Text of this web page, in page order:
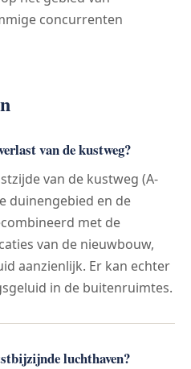
concurrenten
van de kustweg?
van de kustweg (A-
duinengebied en de
met de
van de nieuwbouw,
aanzienlijk. Er kan echter
in de buitenruimtes.
luchthaven?